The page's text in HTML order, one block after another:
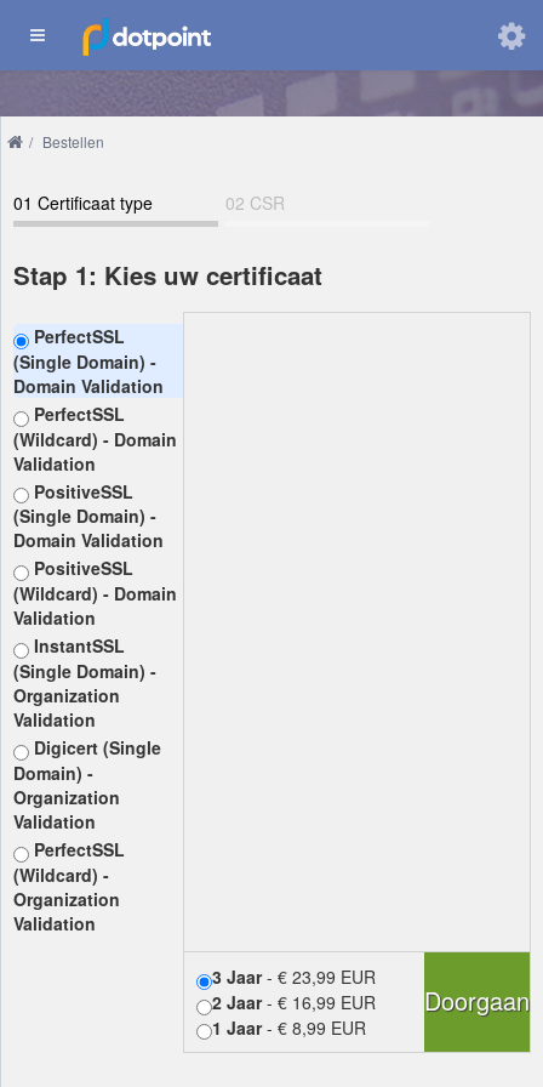
Domeinen
/ Bestellen
01 Certificaat type 02 CSR
Stap 1: Kies uw certificaat
PerfectSSL
(Single Domain) -
Domain Validation
PerfectSSL
(Wildcard) - Domain
Validation
PositiveSSL
(Single Domain) -
Domain Validation
PositiveSSL
(Wildcard) - Domain
Validation
InstantSSL
(Single Domain) -
Organization
Validation
Digicert (Single
Domain) -
Organization
Validation
PerfectSSL
(Wildcard) -
Organization
Validation
3 Jaar- € 23,99 EUR
2 Jaar- € 16,99 EUR
1 Jaar- € 8,99 EUR
Doorgaan